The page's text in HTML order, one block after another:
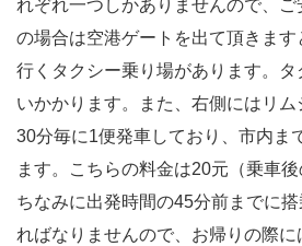
れぞれ一つしかありませんので、
の場合は空港ゲートを出て頂きま
行くタクシー乗り場があります。
いかかります。また、右側にはリム
30分毎に1便発車しており、市内ま
ます。こちらの料金は20元（乗車後
ちなみに出発時間の45分前までに
ればなりませんので、お帰りの際